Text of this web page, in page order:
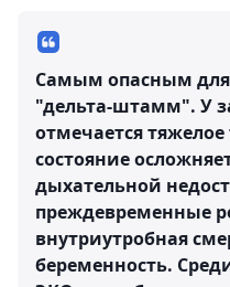
Самым опасным для
"дельта-штамм". У
отмечается
состояние
дыхательной
преждевременные
внутриутробная
беременность.